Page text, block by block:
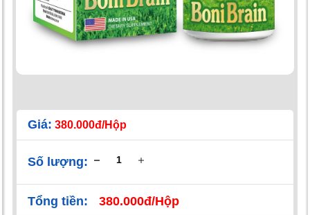
Giá: 380.000đ/Hộp
Số lượng:
Tổng tiền: 380.000đ/Hộp